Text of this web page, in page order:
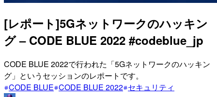
[レポート]5Gネットワークのハッキン
グ – CODE BLUE 2022 #codeblue_jp
CODE BLUE 2022で行われた「5Gネットワークのハッキン
グ」というセッションのレポートです。
CODE BLUE CODE BLUE 2022 セキュリティ